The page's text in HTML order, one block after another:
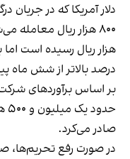
دلار آمریکا که در
درصد بالاتر از شش
بر اساس برآوردهای شرکت
صادر می‌کرد.
در صورت رفع تحریم‌ها،